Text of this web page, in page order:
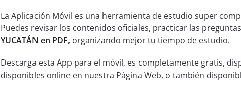
La Aplicación Móvil es una herramienta de estudio super
Puedes revisar los contenidos oficiales, practicar las
YUCATÁN en PDF, organizando mejor tu tiempo de estudio.
Descarga esta App para el móvil, es completamente gratis,
disponibles online en nuestra Página Web, o también